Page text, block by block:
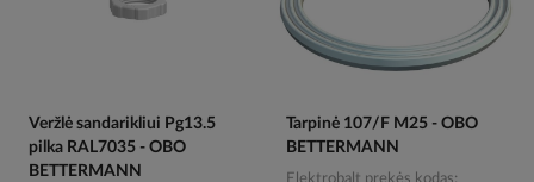
Veržlė sandarikliui Pg13.5
pilka RAL7035 - OBO
BETTERMANN
Tarpinė 107/F M25 - OBO
BETTERMANN